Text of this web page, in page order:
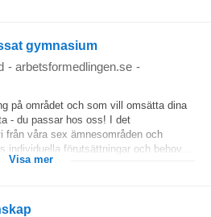
gymnasium
- arbetsformedlingen.se -
på området och som vill omsätta dina
- du passar hos oss! I det
från våra sex ämnesområden och
individuella förutsättningar och behov...
Visa mer